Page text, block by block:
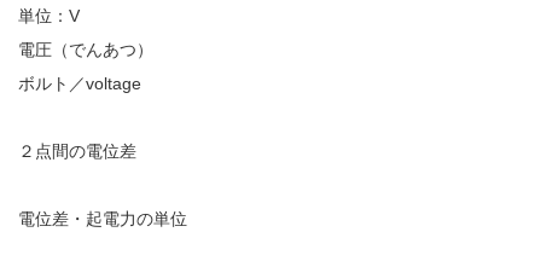
単位：V
電圧（でんあつ）
ボルト／voltage
２点間の電位差
電位差・起電力の単位